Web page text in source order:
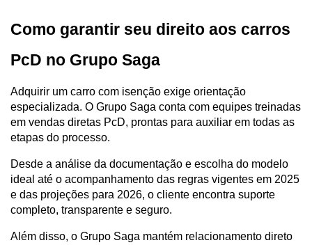
Como garantir seu direito aos carros
PcD no Grupo Saga
Adquirir um carro com isenção exige orientação
especializada. O Grupo Saga conta com equipes treinadas
em vendas diretas PcD, prontas para auxiliar em todas as
etapas do processo.
Desde a análise da documentação e escolha do modelo
ideal até o acompanhamento das regras vigentes em 2025
e das projeções para 2026, o cliente encontra suporte
completo, transparente e seguro.
Além disso, o Grupo Saga mantém relacionamento direto